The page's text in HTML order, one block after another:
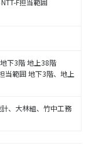
F担当範囲
下3階 地上38階
当範囲 地下3階、地上
、大林組、竹中工務